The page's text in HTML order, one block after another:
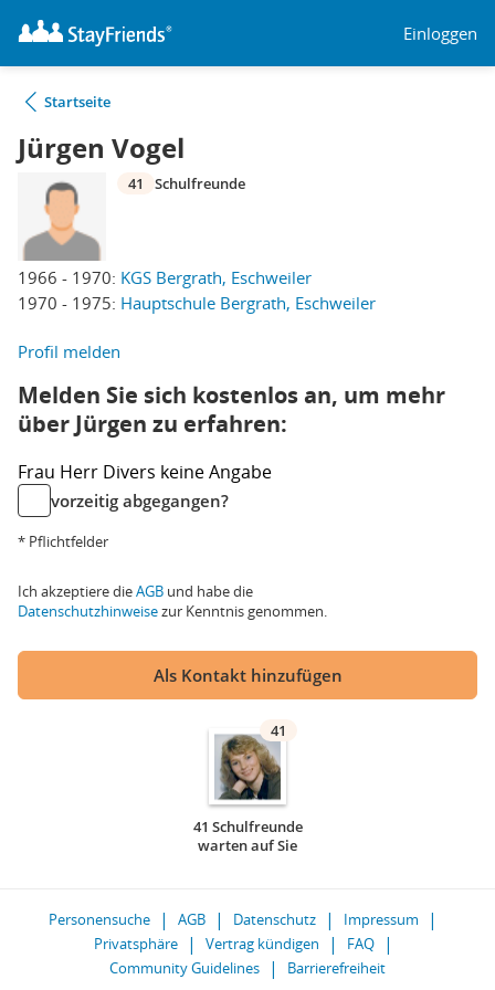
Einloggen
Startseite
Jürgen Vogel
1966 - 1970: KGS Bergrath, Eschweiler
1970 - 1975: Hauptschule Bergrath, Eschweiler
41 Schulfreunde
Profil melden
Melden Sie sich kostenlos an, um mehr
über Jürgen zu erfahren:
Frau Herr Divers keine Angabe
vorzeitig abgegangen?
* Pflichtfelder
Ich akzeptiere dieAGB und habe die
Datenschutzhinweisezur Kenntnis genommen.
Als Kontakt hinzufügen
41
41 Schulfreunde
warten auf Sie
Personensuche AGB Datenschutz
Impressum
Privatsphäre
Vertrag kündigen
FAQ
Community Guidelines
Barrierefreiheit